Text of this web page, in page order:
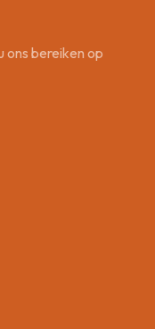
ons bereiken op